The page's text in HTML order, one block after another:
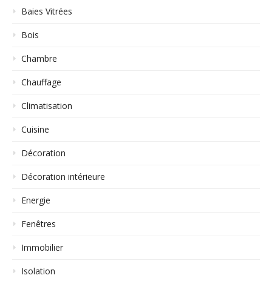
Baies Vitrées
Bois
Chambre
Chauffage
Climatisation
Cuisine
Décoration
Décoration intérieure
Energie
Fenêtres
Immobilier
Isolation